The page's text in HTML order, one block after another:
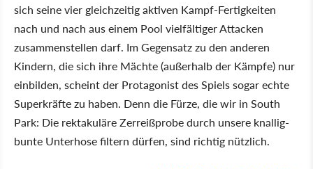
sich seine vier gleichzeitig aktiven Kampf-Fertigkeiten
nach und nach aus einem Pool vielfältiger Attacken
zusammenstellen darf. Im Gegensatz zu den anderen
Kindern, die sich ihre Mächte (außerhalb der Kämpfe) nur
einbilden, scheint der Protagonist des Spiels sogar echte
Superkräfte zu haben. Denn die Fürze, die wir in South
Park: Die rektakuläre Zerreißprobe durch unsere knallig-
bunte Unterhose filtern dürfen, sind richtig nützlich.